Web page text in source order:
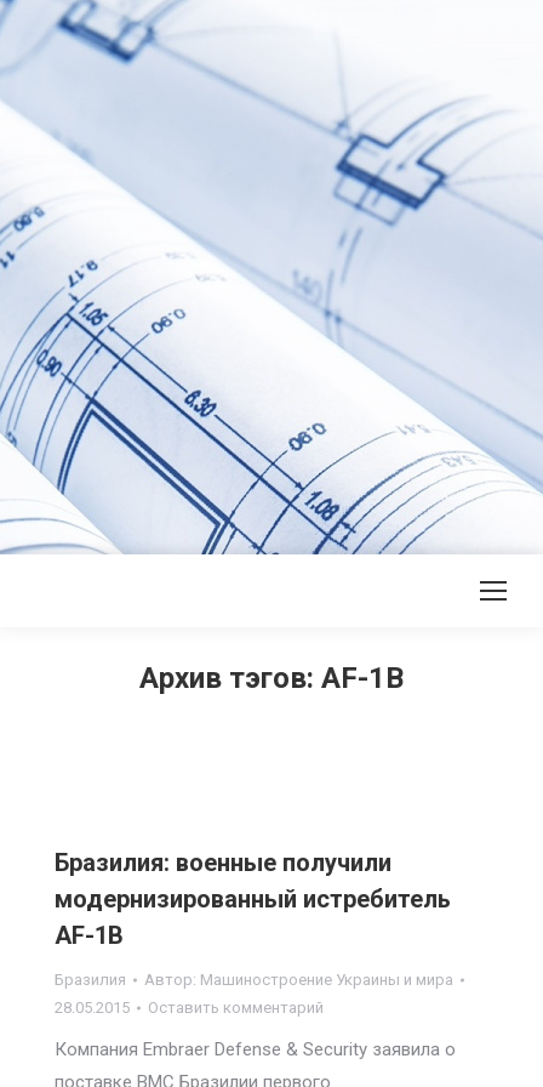
Архив тэгов: AF-1B
Бразилия: военные получили
модернизированный истребитель
AF-1B
Бразилия Автор: Машиностроение Украины и мира
28.05.2015
Оставить комментарий
Компания Embraer Defense & Security заявила о
поставке ВМС Бразилии первого